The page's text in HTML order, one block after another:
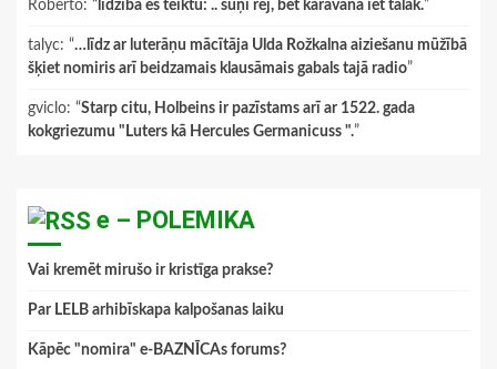
Roberto: “ līdzībā es teiktu: .. suņi rej, bet karavāna iet tālāk.”
talyc: “…līdz ar luterāņu mācītāja Ulda Rožkalna aiziešanu mūžībā
šķiet nomiris arī beidzamais klausāmais gabals tajā radio”
gviclo: “Starp citu, Holbeins ir pazīstams arī ar 1522. gada
kokgriezumu "Luters kā Hercules Germanicuss ".”
e – POLEMIKA
Vai kremēt mirušo ir kristīga prakse?
Par LELB arhibīskapa kalpošanas laiku
Kāpēc "nomira" e-BAZNĪCAs forums?